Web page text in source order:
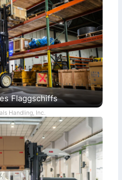
Flaggschiffs
Handling, Inc.